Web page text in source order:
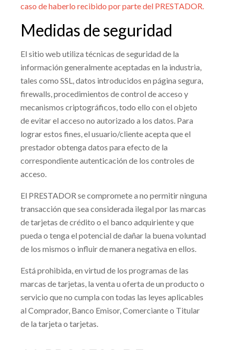
caso de haberlo recibido por parte del PRESTADOR.
Medidas de seguridad
El sitio web utiliza técnicas de seguridad de la
información generalmente aceptadas en la industria,
tales como SSL, datos introducidos en página segura,
firewalls, procedimientos de control de acceso y
mecanismos criptográficos, todo ello con el objeto
de evitar el acceso no autorizado a los datos. Para
lograr estos fines, el usuario/cliente acepta que el
prestador obtenga datos para efecto de la
correspondiente autenticación de los controles de
acceso.
El PRESTADOR se compromete a no permitir ninguna
transacción que sea considerada ilegal por las marcas
de tarjetas de crédito o el banco adquiriente y que
pueda o tenga el potencial de dañar la buena voluntad
de los mismos o influir de manera negativa en ellos.
Está prohibida, en virtud de los programas de las
marcas de tarjetas, la venta u oferta de un producto o
servicio que no cumpla con todas las leyes aplicables
al Comprador, Banco Emisor, Comerciante o Titular
de la tarjeta o tarjetas.